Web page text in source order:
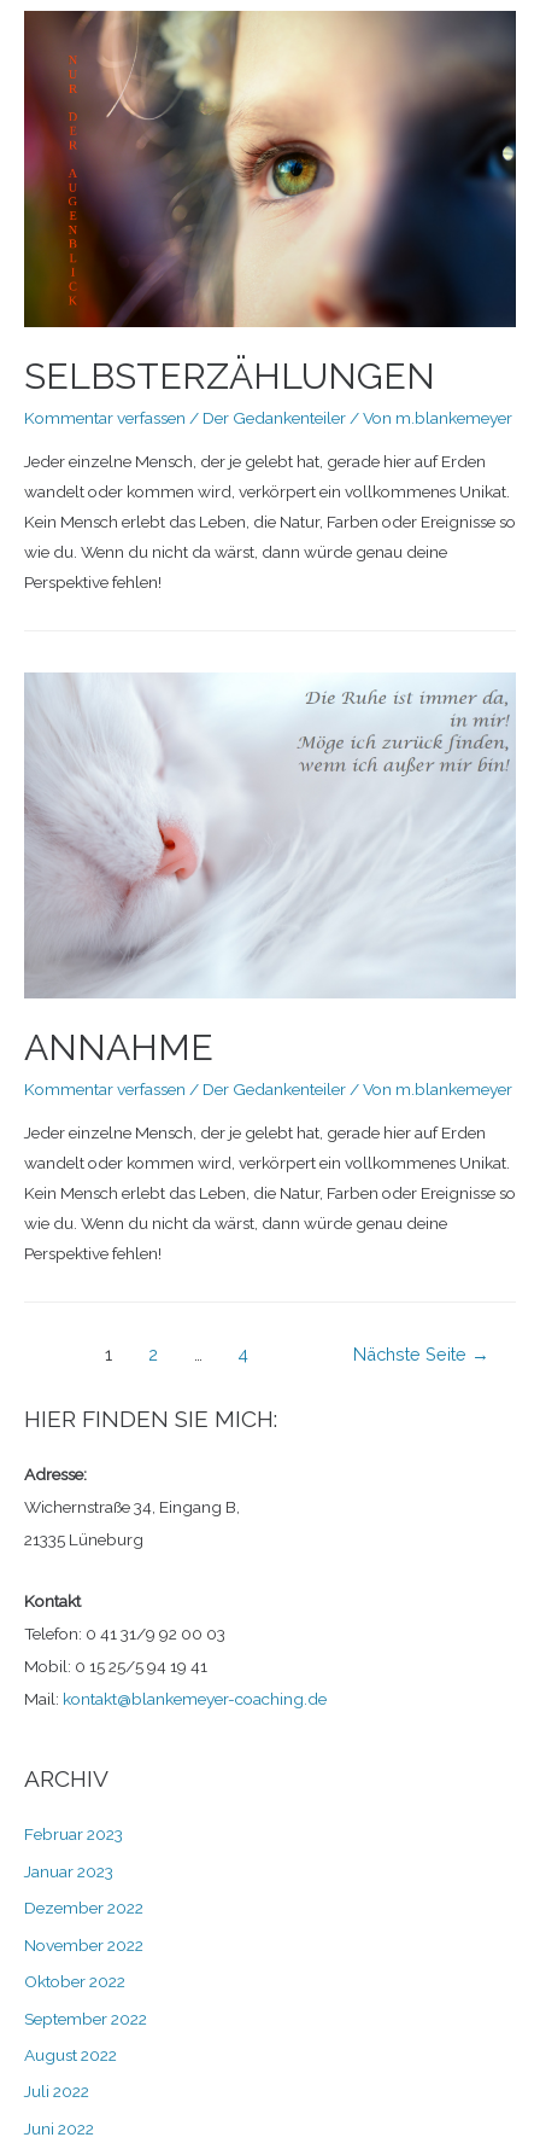
SELBSTERZÄHLUNGEN
Kommentar verfassen / Der Gedankenteiler / Von m.blankemeyer
Jeder einzelne Mensch, der je gelebt hat, gerade hier auf Erden
wandelt oder kommen wird, verkörpert ein vollkommenes Unikat.
Kein Mensch erlebt das Leben, die Natur, Farben oder Ereignisse so
wie du. Wenn du nicht da wärst, dann würde genau deine
Perspektive fehlen!
ANNAHME
Kommentar verfassen / Der Gedankenteiler / Von m.blankemeyer
Jeder einzelne Mensch, der je gelebt hat, gerade hier auf Erden
wandelt oder kommen wird, verkörpert ein vollkommenes Unikat.
Kein Mensch erlebt das Leben, die Natur, Farben oder Ereignisse so
wie du. Wenn du nicht da wärst, dann würde genau deine
Perspektive fehlen!
1 2 4 Nächste Seite →
HIER FINDEN SIE MICH:
Adresse:
Wichernstraße 34, Eingang B,
21335 Lüneburg
Kontakt
Telefon: 0 41 31/9 92 00 03
Mobil: 0 15 25/5 94 19 41
Mail: kontakt@blankemeyer-coaching.de
ARCHIV
Februar 2023
Januar 2023
Dezember 2022
November 2022
Oktober 2022
September 2022
August 2022
Juli 2022
Juni 2022